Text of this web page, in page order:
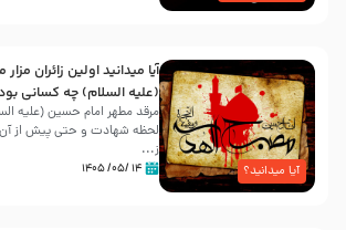
آیا میدانید؟
آیا میدانید اولین زائران
(علیه السلام) چه کسانی
مرقد مطهر امام حسین (علیه
لحظه شهادت و حتی پیش از
ز...
۱۴ /۰۵/ ۱۴۰۵